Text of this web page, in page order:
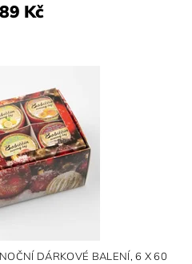
Kč
DÁRKOVÉ BALENÍ, 6 X 60